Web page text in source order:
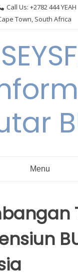
Call Us: +2782 444 YEAH
Town, South Africa
Menu